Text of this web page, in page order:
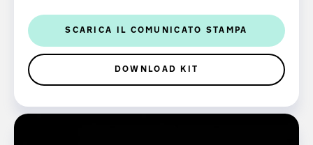
SCARICA IL COMUNICATO STAMPA
DOWNLOAD KIT